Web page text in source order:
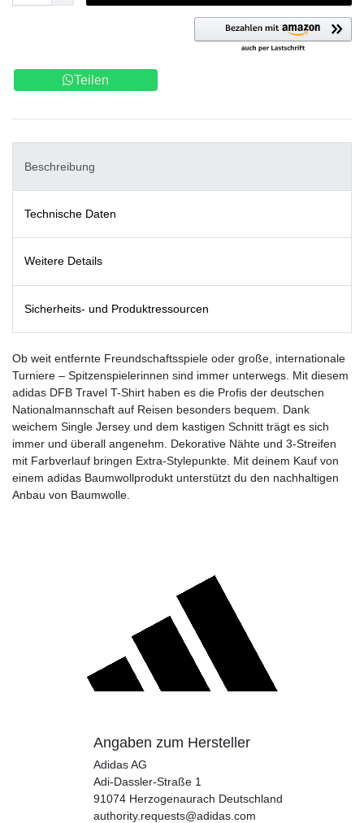
Teilen
Beschreibung
Technische Daten
Weitere Details
Sicherheits- und Produktressourcen
Ob weit entfernte Freundschaftsspiele oder große, internationale
Turniere – Spitzenspielerinnen sind immer unterwegs. Mit diesem
adidas DFB Travel T-Shirt haben es die Profis der deutschen
Nationalmannschaft auf Reisen besonders bequem. Dank
weichem Single Jersey und dem kastigen Schnitt trägt es sich
immer und überall angenehm. Dekorative Nähte und 3-Streifen
mit Farbverlauf bringen Extra-Stylepunkte. Mit deinem Kauf von
einem adidas Baumwollprodukt unterstützt du den nachhaltigen
Anbau von Baumwolle.
Angaben zum Hersteller
Adidas AG
Adi-Dassler-Straße 1
91074 Herzogenaurach Deutschland
authority.requests@adidas.com